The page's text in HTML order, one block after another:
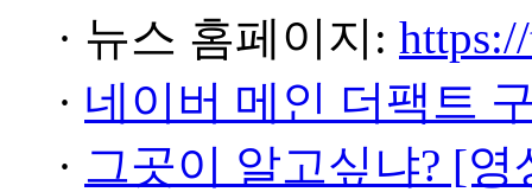
· 뉴스 홈페이지:
· 네이버 메인 더팩트
· 그곳이 알고싶냐? [